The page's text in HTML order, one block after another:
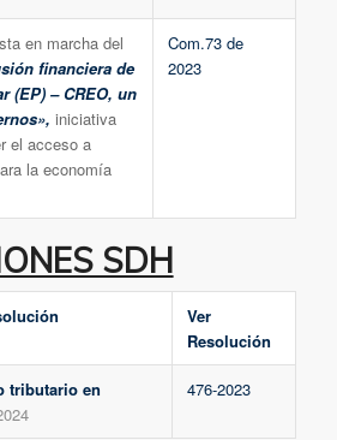
en marcha del
financiera de
(EP) – CREO, un
iniciativa
el acceso a
la economía
Com.73 de
2023
SDH
Ver
Resolución
tributario en
476-2023